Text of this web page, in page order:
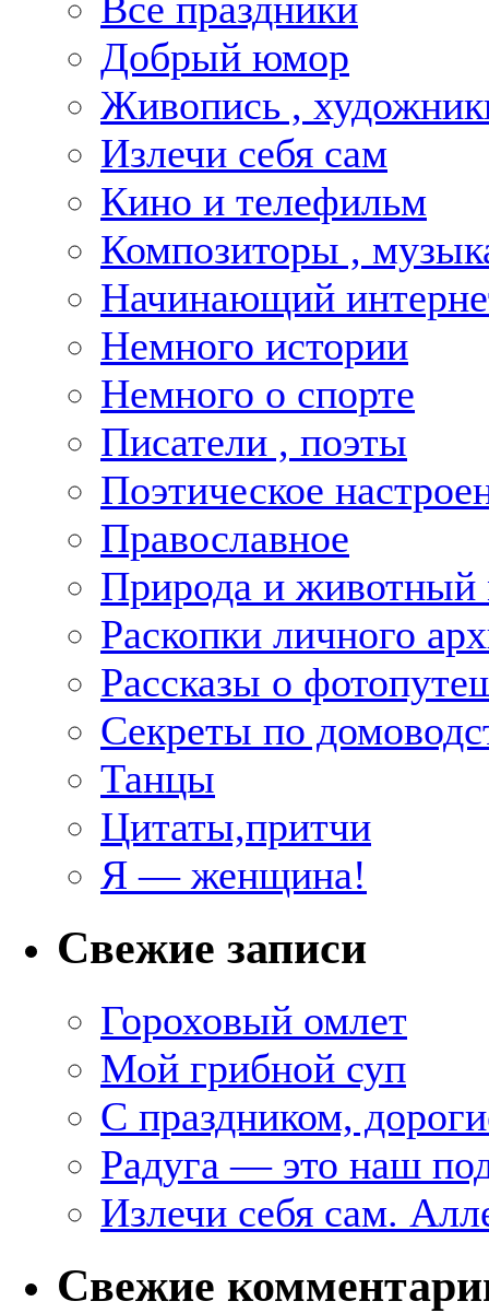
Все праздники
Добрый юмор
Живопись ,
Излечи себя сам
Кино и телефильм
Композиторы ,
Начинающий
Немного истории
Немного о спорте
Писатели , поэты
Поэтическое
Православное
Природа и животный
Раскопки личного
Рассказы о
Секреты по
Танцы
Цитаты,притчи
Я — женщина!
Свежие записи
Гороховый омлет
Мой грибной суп
С праздником,
Радуга — это наш
Излечи себя сам.
Свежие